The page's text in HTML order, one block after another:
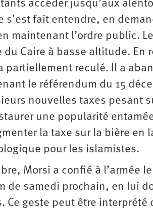
accéder jusqu’aux
s'est fait entendre, en
maintenant l’ordre public.
Caire à basse altitude. En
reculé. Il a
le référendum du 15
nouvelles taxes pesant
une popularité
la taxe sur la bière en
pour les islamistes.
Morsi a confié à l’armée
de samedi prochain, en lui
geste peut être interprété